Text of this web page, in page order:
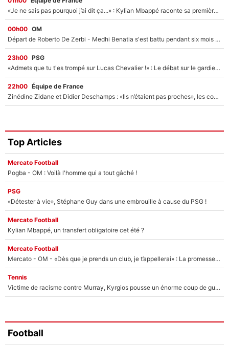
«Je ne sais pas pourquoi j’ai dit ça...» : Kylian Mbappé raconte sa première rencontre avec Zinédine Zidane (et c’est très drôle)
00h00 OM
Départ de Roberto De Zerbi - Medhi Benatia s'est battu pendant six mois pour le retenir à l'OM, le PSG a été le naufrage de trop : «Je pars avec toi»
23h00 PSG
«Admets que tu t'es trompé sur Lucas Chevalier !» : Le débat sur le gardien du PSG vire au clash à l'After Foot
22h00 Équipe de France
Zinédine Zidane et Didier Deschamps : «Ils n’étaient pas proches», les confidences d’un membre de l’équipe de France 1998 sur leur relation spéciale
Top Articles
Mercato Football
Pogba - OM : Voilà l'homme qui a tout gâché !
PSG
«Détester à vie», Stéphane Guy dans une embrouille à cause du PSG !
Mercato Football
Kylian Mbappé, un transfert obligatoire cet été ?
Mercato Football
Mercato - OM - «Dès que je prends un club, je t’appellerai» : La promesse de Marcelino au moment de claquer la porte
Tennis
Victime de racisme contre Murray, Kyrgios pousse un énorme coup de gueule !
Football